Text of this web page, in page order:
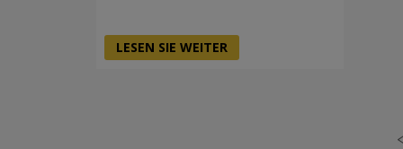
LESEN SIE WEITER